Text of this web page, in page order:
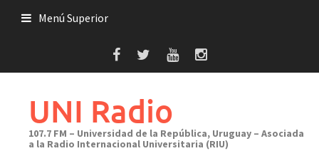
Menú Superior
UNI Radio
107.7 FM – Universidad de la República, Uruguay – Asociada
a la Radio Internacional Universitaria (RIU)